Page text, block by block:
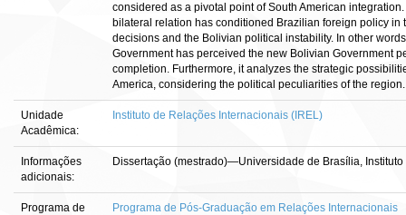
considered as a pivotal point of South American
bilateral relation has conditioned Brazilian foreign policy in
decisions and the Bolivian political instability. In other
Government has perceived the new Bolivian Government
completion. Furthermore, it analyzes the strategic
America, considering the political peculiarities of the region.
Unidade
Acadêmica:
Instituto de Relações Internacionais (IREL)
Informações
adicionais:
Dissertação (mestrado)—Universidade de Brasília,
Programa de
Programa de Pós-Graduação em Relações Internacionais